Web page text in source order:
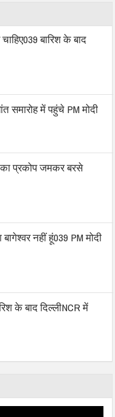
बारिश के बाद
समारोह में पहुंचे PM मोदी
का प्रकोप जमकर बरसे
नहीं हूं039 PM मोदी
के बाद दिल्लीNCR में